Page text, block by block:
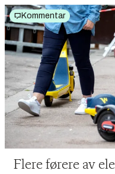
Kommentar
Flere førere av